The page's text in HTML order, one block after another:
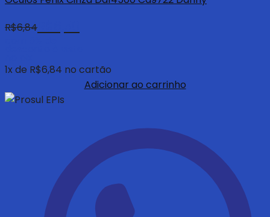
1x de R$6,84 no cartão
R$6,84
Adicionar ao carrinho